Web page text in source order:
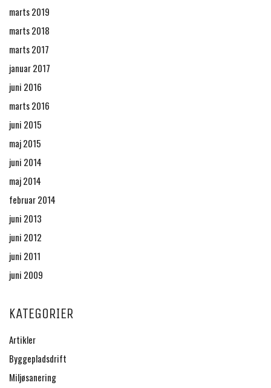
marts 2019
marts 2018
marts 2017
januar 2017
juni 2016
marts 2016
juni 2015
maj 2015
juni 2014
maj 2014
februar 2014
juni 2013
juni 2012
juni 2011
juni 2009
KATEGORIER
Artikler
Byggepladsdrift
Miljøsanering